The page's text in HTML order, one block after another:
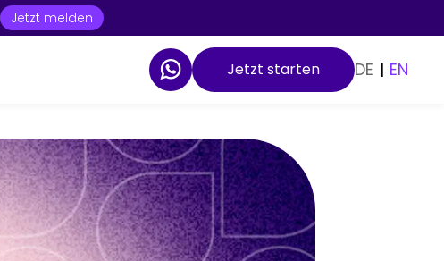
Jetzt melden
Jetzt starten DE | EN